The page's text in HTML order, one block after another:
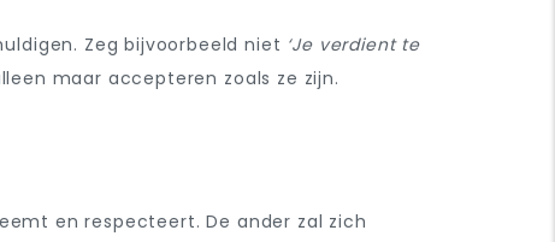
Zeg bijvoorbeeld niet ‘Je verdient te
maar accepteren zoals ze zijn.
en respecteert. De ander zal zich